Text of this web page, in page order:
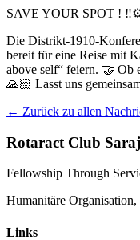
SAVE YOUR SPOT !
Die Distrikt-1910-
bereit für eine Reise mit
above self“ feiern. 🤝 Ob
🙏🏻 Lasst uns
← Zurück zu allen
Rotaract Club
Fellowship Through
Humanitäre
Links